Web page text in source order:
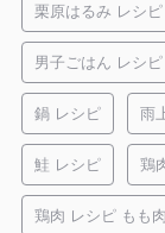
栗原はるみ レシピ
男子ごはん レシピ
鍋 レシピ 雨
鮭 レシピ 鶏
鶏肉 レシピ もも肉